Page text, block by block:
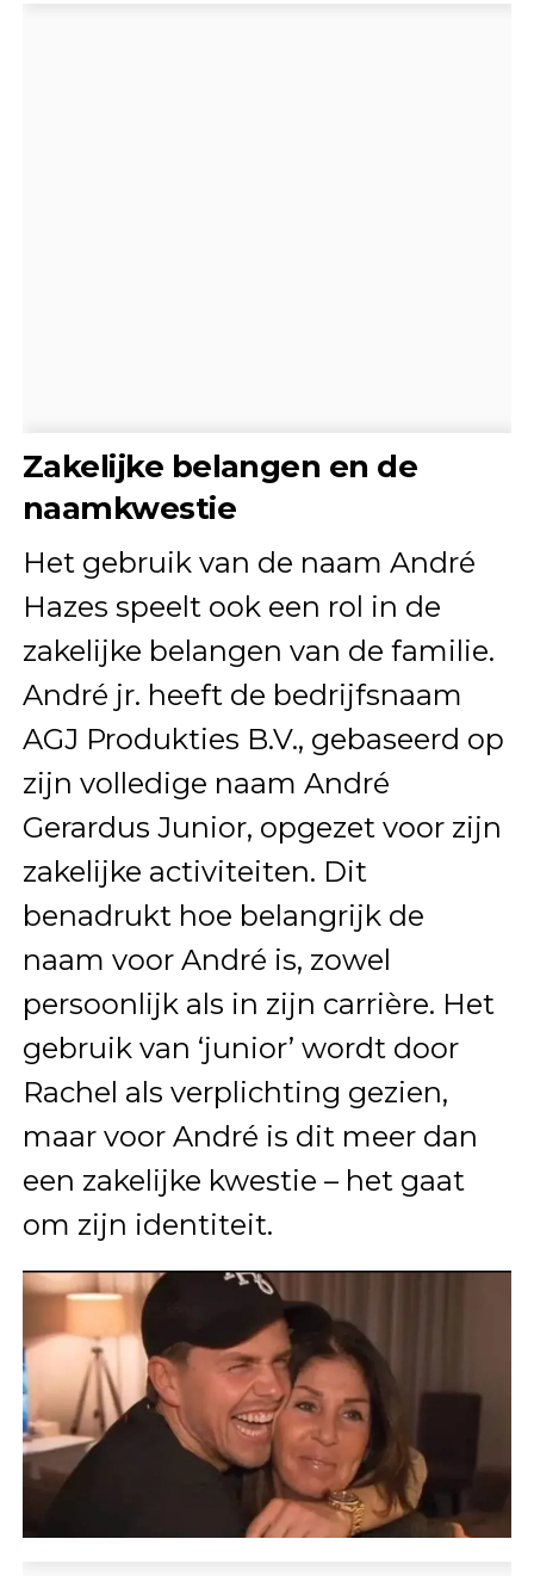
Zakelijke belangen en de
naamkwestie
Het gebruik van de naam André
Hazes speelt ook een rol in de
zakelijke belangen van de familie.
André jr. heeft de bedrijfsnaam
AGJ Produkties B.V., gebaseerd op
zijn volledige naam André
Gerardus Junior, opgezet voor zijn
zakelijke activiteiten. Dit
benadrukt hoe belangrijk de
naam voor André is, zowel
persoonlijk als in zijn carrière. Het
gebruik van ‘junior’ wordt door
Rachel als verplichting gezien,
maar voor André is dit meer dan
een zakelijke kwestie – het gaat
om zijn identiteit.